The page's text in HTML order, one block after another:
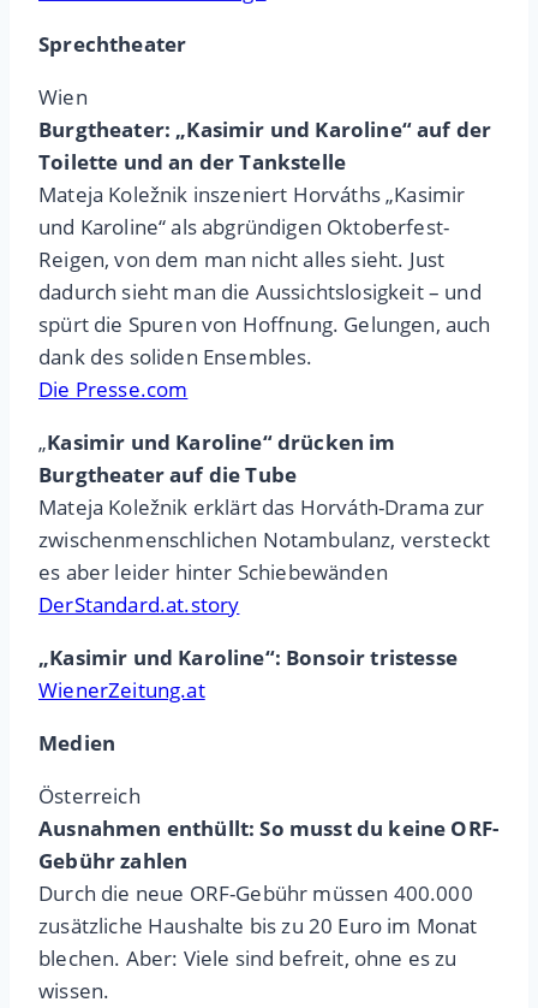
Sprechtheater
Wien
Burgtheater: „Kasimir und Karoline“ auf der
Toilette und an der Tankstelle
Mateja Koležnik inszeniert Horváths „Kasimir
und Karoline“ als abgründigen Oktoberfest-
Reigen, von dem man nicht alles sieht. Just
dadurch sieht man die Aussichtslosigkeit – und
spürt die Spuren von Hoffnung. Gelungen, auch
dank des soliden Ensembles.
Die Presse.com
„Kasimir und Karoline“ drücken im
Burgtheater auf die Tube
Mateja Koležnik erklärt das Horváth-Drama zur
zwischenmenschlichen Notambulanz, versteckt
es aber leider hinter Schiebewänden
DerStandard.at.story
„Kasimir und Karoline“: Bonsoir tristesse
WienerZeitung.at
Medien
Österreich
Ausnahmen enthüllt: So musst du keine ORF-
Gebühr zahlen
Durch die neue ORF-Gebühr müssen 400.000
zusätzliche Haushalte bis zu 20 Euro im Monat
blechen. Aber: Viele sind befreit, ohne es zu
wissen.